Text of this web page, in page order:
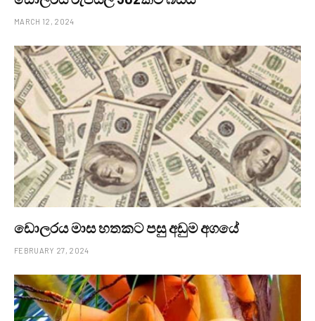
MARCH 12, 2024
ඩොලරය මාස හතකට පසු අඩුම අගයේ
FEBRUARY 27, 2024